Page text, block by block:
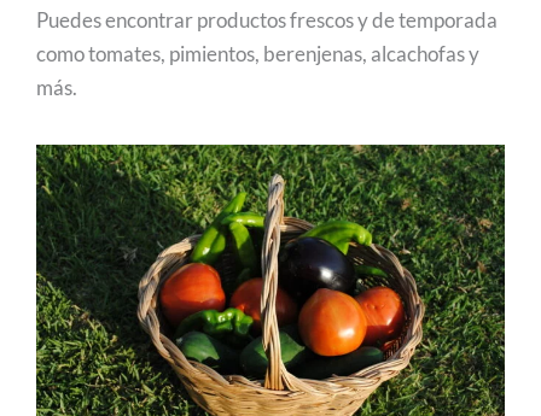
Puedes encontrar productos frescos y de temporada
como tomates, pimientos, berenjenas, alcachofas y
más.